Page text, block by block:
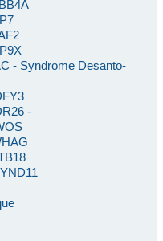
- Syndrome Desanto-
-